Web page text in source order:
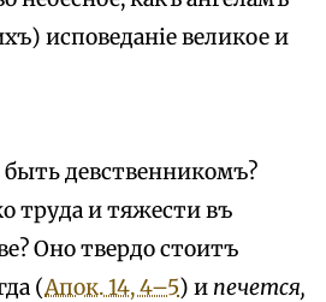
исповеданіе великое и
девственникомъ?
труда и тяжести въ
Оно твердо стоитъ
(Апок. 14, 4–5) и печется,